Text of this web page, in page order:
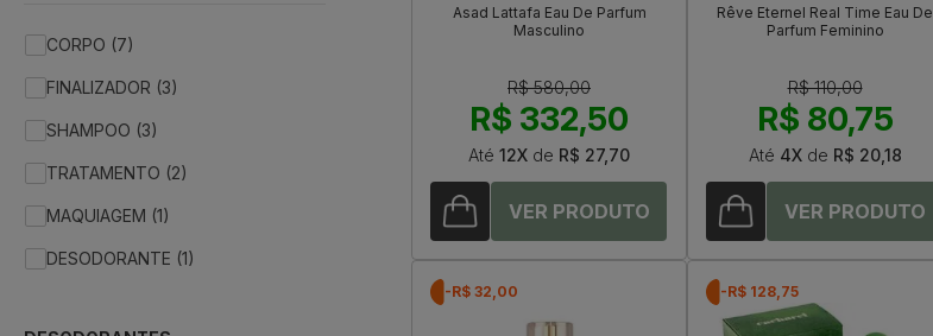
CORPO (7)
FINALIZADOR (3)
SHAMPOO (3)
TRATAMENTO (2)
MAQUIAGEM (1)
DESODORANTE (1)
Asad Lattafa Eau De Parfum
Masculino
R$ 580,00
R$ 332,50
Até 12X de R$ 27,70
Rêve Eternel Real Time Eau De
Parfum Feminino
R$ 110,00
R$ 80,75
Até 4Xde R$ 20,18
-R$ 32,00 -R$ 128,75